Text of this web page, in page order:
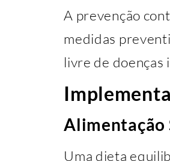
A prevenção
medidas
livre de doenças
Alimentação
Uma dieta